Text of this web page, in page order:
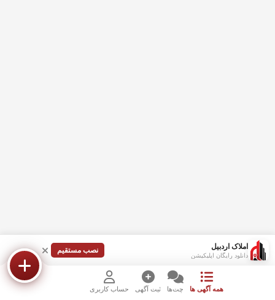
املاک اردبیل
دانلود رایگان اپلیکیشن
نصب مستقیم
همه آگهی ها چت‌ها ثبت آگهی حساب کاربری